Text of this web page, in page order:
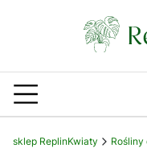
sklep ReplinKwiaty